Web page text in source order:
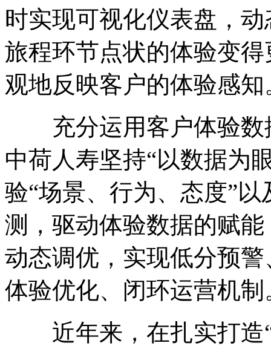
时实现可视化仪表盘，
旅程环节点状的体验变
观地反映客户的体验感知
充分运用客户体验数
中荷人寿坚持“以数据为
验“场景、行为、态度”
测，驱动体验数据的赋
动态调优，实现低分预
体验优化、闭环运营机制
近年来，在扎实打造“